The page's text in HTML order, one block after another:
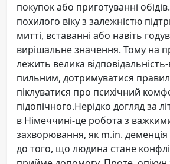
покупок або приготуванні
похилого віку з залежністю
митті, вставанні або навіть
вирішальне значення. Тому на
лежить велика
пильним, дотримуватися правил
піклуватися про психічний
підопічного.Нерідко догляд за
в Німеччині-це робота з
захворювання, як m.in.
до того, що людина стане